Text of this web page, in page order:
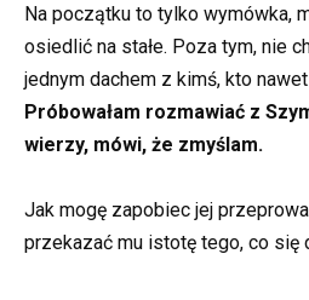
Na początku to tylko wymówka,
osiedlić na stałe. Poza tym, nie
jednym dachem z kimś, kto
Próbowałam rozmawiać z
wierzy, mówi, że zmyślam.
Jak mogę zapobiec jej
przekazać mu istotę tego, co się